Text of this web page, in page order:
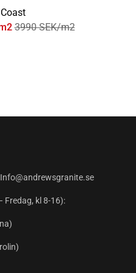
3990 SEK/m2
Info@andrewsgranite.se
Fredag, kl 8-16):